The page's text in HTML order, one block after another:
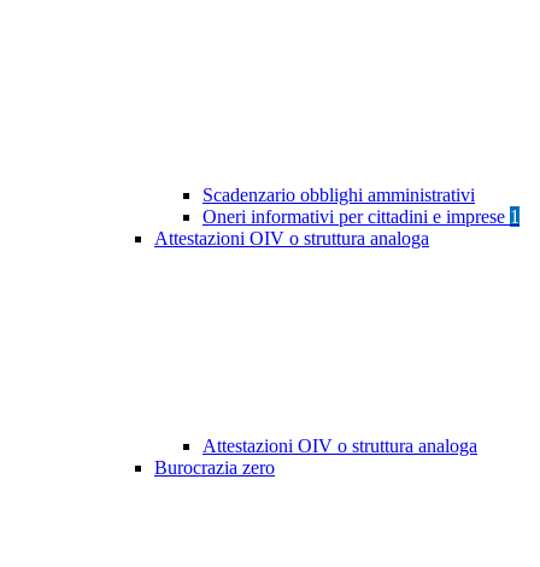
Scadenzario obblighi amministrativi
Oneri informativi per cittadini e imprese 1
Attestazioni OIV o struttura analoga
Attestazioni OIV o struttura analoga
Burocrazia zero